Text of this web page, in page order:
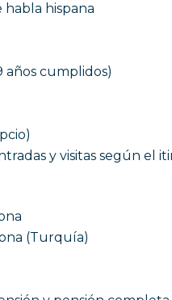
habla hispana
años cumplidos)
y visitas según el
(Turquía)